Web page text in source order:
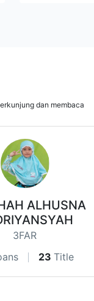
dan membaca
ALHUSNA
3FAR
23 Title